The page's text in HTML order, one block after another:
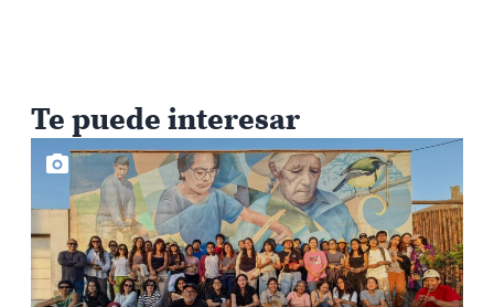
Te puede interesar